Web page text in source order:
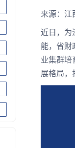
来源：江
近日，为
能，省财
业集群培
展格局，